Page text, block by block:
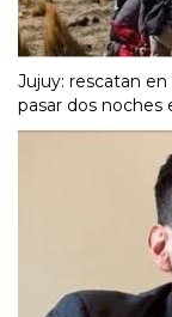
Jujuy: rescatan
pasar dos noches